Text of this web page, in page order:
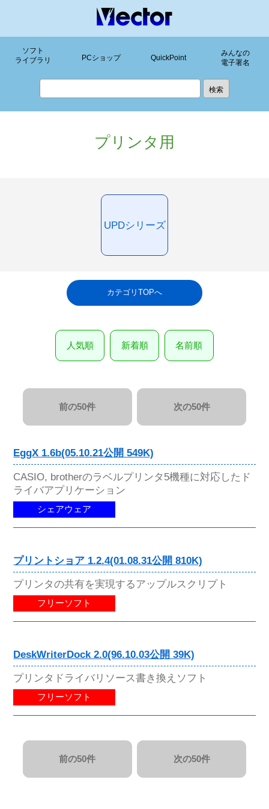
ソフト
ライブラリ
PCショップ QuickPoint
みんなの
電子署名
プリンタ用
UPDシリーズ
カテゴリTOPへ
人気順 新着順 名前順
前の50件 次の50件
EggX 1.6b(05.10.21公開 549K)
CASIO, brotherのラベルプリンタ5機種に対応したド
ライバアプリケーション
シェアウェア
プリントショア 1.2.4(01.08.31公開 810K)
プリンタの共有を実現するアップルスクリプト
フリーソフト
DeskWriterDock 2.0(96.10.03公開 39K)
プリンタドライバリソース書き換えソフト
フリーソフト
前の50件 次の50件